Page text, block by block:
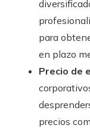
para
en plazo
Precio de
precios